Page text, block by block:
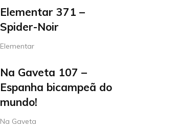
Elementar 371 –
Spider-Noir
Elementar
Na Gaveta 107 –
Espanha bicampeã do
mundo!
Na Gaveta